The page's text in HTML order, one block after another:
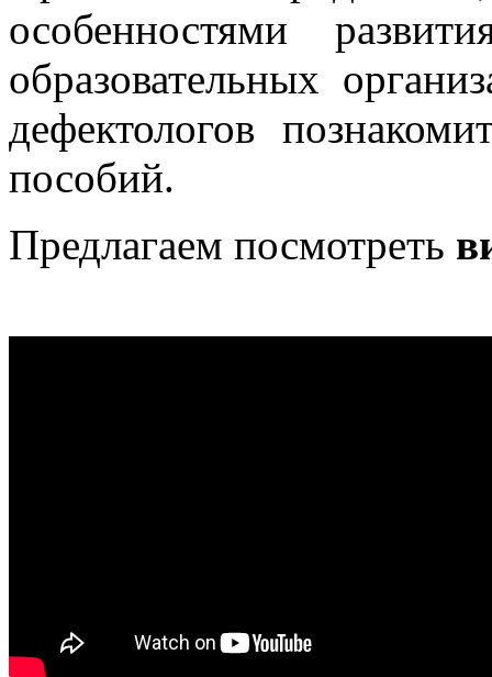
особенностями
образовательных
дефектологов
пособий.
Предлагаем посмотреть